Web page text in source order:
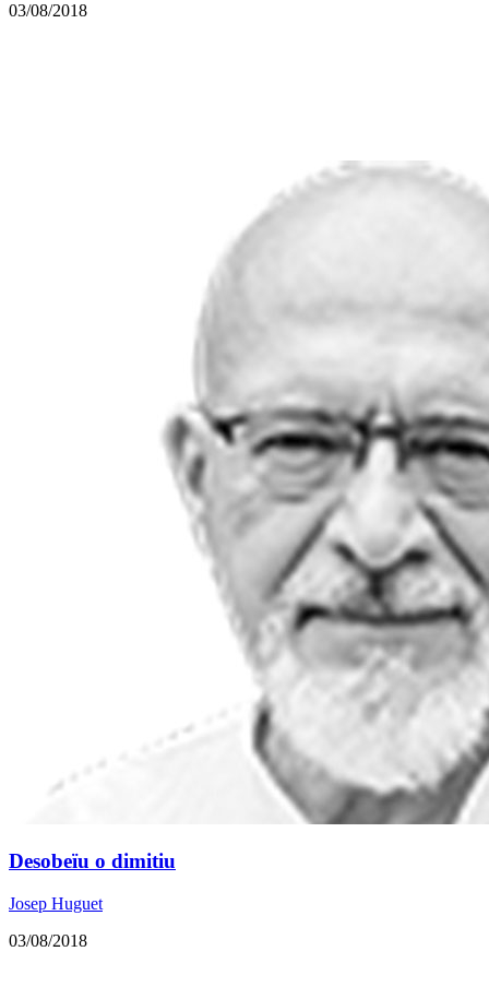
03/08/2018
Desobeïu o dimitiu
Josep Huguet
03/08/2018